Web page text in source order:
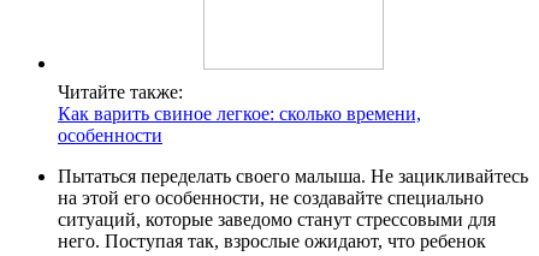
Читайте также:
Как варить свиное легкое: сколько времени,
особенности
Пытаться переделать своего малыша. Не зацикливайтесь
на этой его особенности, не создавайте специально
ситуаций, которые заведомо станут стрессовыми для
него. Поступая так, взрослые ожидают, что ребенок